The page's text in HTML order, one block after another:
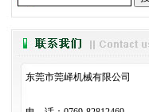
·热熔胶涂布机使用的问题介
· 广新贴合机主要生产品名录
热熔胶涂布机的工艺优...
东莞市莞峄机械有限公司